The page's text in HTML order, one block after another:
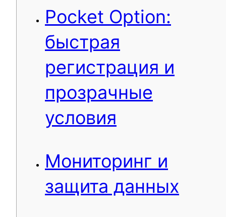
Pocket Option:
быстрая
регистрация и
прозрачные
условия
Мониторинг и
защита данных